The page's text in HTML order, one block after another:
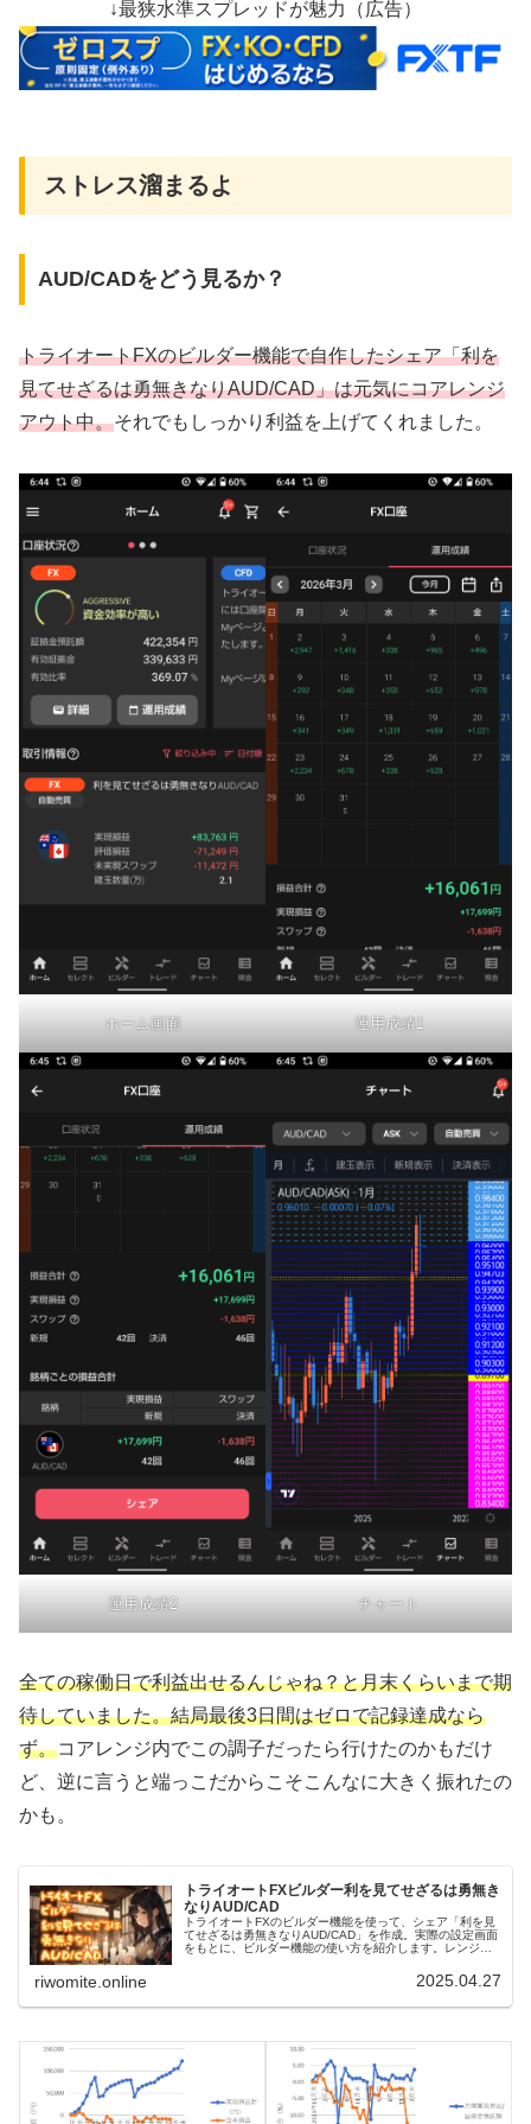
↓最狭水準スプレッドが魅力（広告）
ストレス溜まるよ
AUD/CADをどう見るか？
トライオートFXのビルダー機能で自作したシェア「利を
見てせざるは勇無きなりAUD/CAD」は元気にコアレンジ
アウト中。それでもしっかり利益を上げてくれました。
ホーム画面 運用成績1
運用成績2 チャート
全ての稼働日で利益出せるんじゃね？と月末くらいまで期
待していました。結局最後3日間はゼロで記録達成なら
ず。コアレンジ内でこの調子だったら行けたのかもだけ
ど、逆に言うと端っこだからこそこんなに大きく振れたの
かも。
トライオートFXビルダー利を見てせざるは勇無き
なりAUD/CAD
トライオートFXのビルダー機能を使って、シェア「利を見
てせざるは勇無きなりAUD/CAD」を作成。実際の設定画面
をもとに、ビルダー機能の使い方を紹介します。レンジア
riwomite.online 2025.04.27